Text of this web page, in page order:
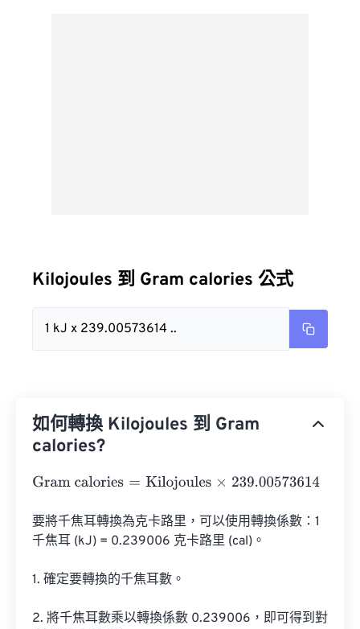
Kilojoules 到 Gram calories 公式
1 kJ x 239.00573614 ..
如何轉換 Kilojoules 到 Gram
calories?
Gram calories=Kilojoules×239.00573614
要將千焦耳轉換為克卡路里，可以使用轉換係數：1
千焦耳 (kJ) = 0.239006 克卡路里 (cal)。
1. 確定要轉換的千焦耳數。
2. 將千焦耳數乘以轉換係數 0.239006，即可得到對